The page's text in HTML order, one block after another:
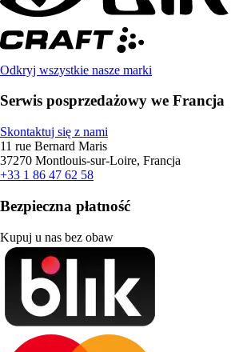
Odkryj wszystkie nasze marki
Serwis posprzedażowy we Francja
Skontaktuj się z nami
11 rue Bernard Maris
37270 Montlouis-sur-Loire, Francja
+33 1 86 47 62 58
Bezpieczna płatność
Kupuj u nas bez obaw